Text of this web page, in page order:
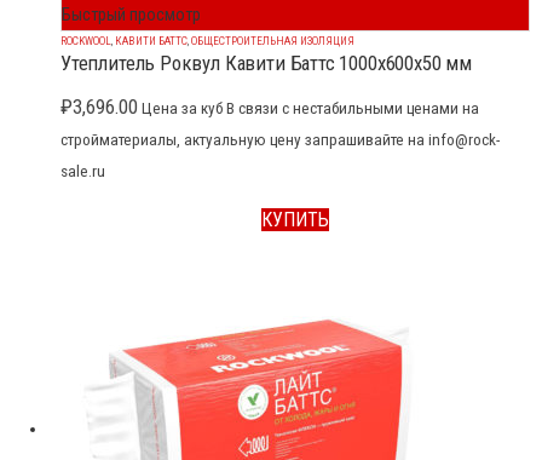
Быстрый просмотр
ROCKWOOL, КАВИТИ БАТТС,ОБЩЕСТРОИТЕЛЬНАЯ ИЗОЛЯЦИЯ
Утеплитель Роквул Кавити Баттс 1000x600x50 мм
₽3,696.00 Цена за куб В связи с нестабильными ценами на
стройматериалы, актуальную цену запрашивайте на info@rock-
sale.ru
КУПИТЬ